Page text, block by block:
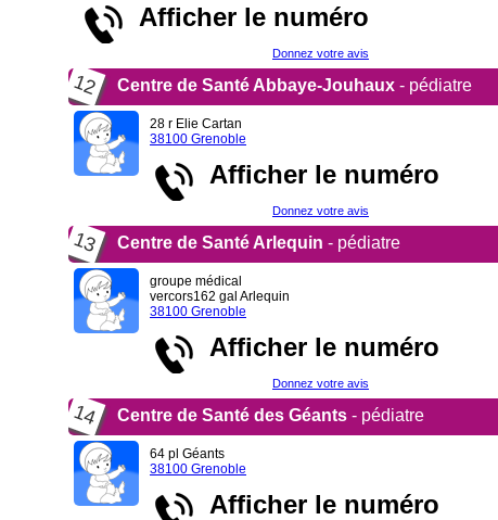
Afficher le numéro
Donnez votre avis
12 Centre de Santé Abbaye-Jouhaux - pédiatre
28 r Elie Cartan
38100 Grenoble
Afficher le numéro
Donnez votre avis
13 Centre de Santé Arlequin - pédiatre
groupe médical
vercors162 gal Arlequin
38100 Grenoble
Afficher le numéro
Donnez votre avis
14 Centre de Santé des Géants - pédiatre
64 pl Géants
38100 Grenoble
Afficher le numéro